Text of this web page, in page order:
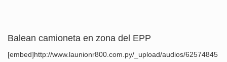
Balean camioneta en zona del EPP
[embed]http://www.launionr800.com.py/_upload/audios/62574845